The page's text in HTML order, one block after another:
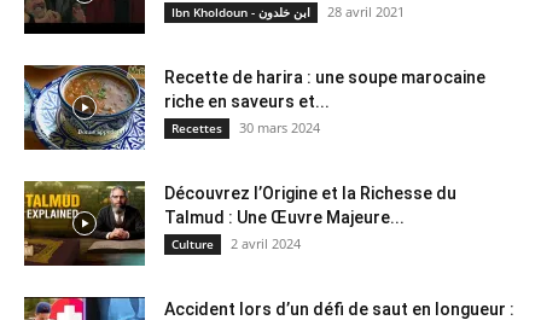
Ibn Kholdoun - ابن خلدون 28 avril 2021
Recette de harira : une soupe marocaine
riche en saveurs et...
Recettes 30 mars 2024
Découvrez l’Origine et la Richesse du
Talmud : Une Œuvre Majeure...
Culture 2 avril 2024
Accident lors d’un défi de saut en longueur :